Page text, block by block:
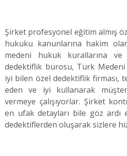
Şirket profesyonel eğitim almış
hukuku kanunlarına hakim
medeni hukuk kurallarına ve
dedektiflik bürosu, Türk Medeni
iyi bilen özel dedektiflik firması,
eden ve iyi kullanarak
vermeye çalışıyorlar. Şirket
en ufak detayları bile göz ardı
dedektiflerden oluşarak sizlere